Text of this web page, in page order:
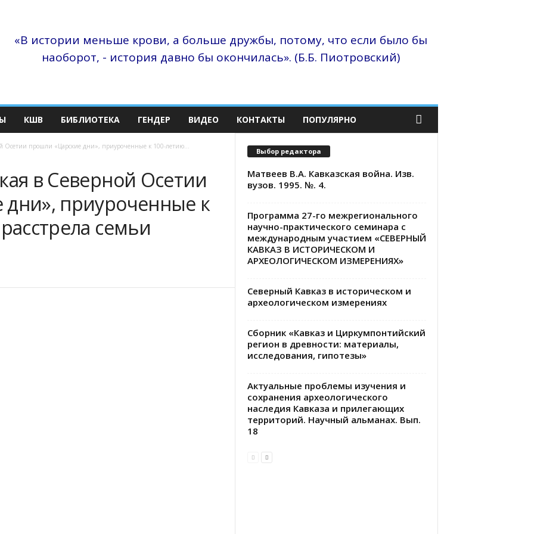
«В истории меньше крови, а больше дружбы, потому, что если было бы
наоборот, - история давно бы окончилась». (Б.Б. Пиотровский)
КШВ БИБЛИОТЕКА ГЕНДЕР ВИДЕО КОНТАКТЫ ПОПУЛЯРНО
Осетии прошли «Царские дни», приуроченные к 100-летию...
в Северной Осетии
приуроченные к
семьи
Выбор редактора
Матвеев В.А. Кавказская война. Изв.
вузов. 1995. №. 4.
Программа 27-го межрегионального
научно-практического семинара с
международным участием «СЕВЕРНЫЙ
КАВКАЗ В ИСТОРИЧЕСКОМ И
АРХЕОЛОГИЧЕСКОМ ИЗМЕРЕНИЯХ»
Северный Кавказ в историческом и
археологическом измерениях
Сборник «Кавказ и Циркумпонтийский
регион в древности: материалы,
исследования, гипотезы»
Актуальные проблемы изучения и
сохранения археологического
наследия Кавказа и прилегающих
территорий. Научный альманах. Вып.
18